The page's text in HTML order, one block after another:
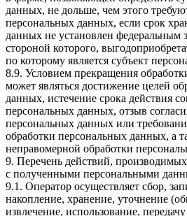
данных, не дольше, чем этого
персональных данных, если срок
данных не установлен федеральным
стороной которого,
по которому является субъект
8.9. Условием прекращения
может являться достижение целей
данных, истечение срока действия
персональных данных, отзыв
персональных данных или
обработки персональных данных, а
неправомерной обработки
9. Перечень действий,
с полученными персональными
9.1. Оператор осуществляет сбор,
накопление, хранение, уточнение
извлечение, использование,